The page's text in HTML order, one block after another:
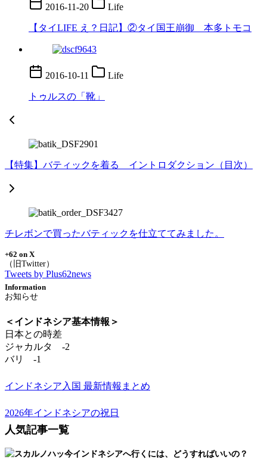
2016-11-20 Life
【タイLIFE え？日記】②タイ国王崩御 本多トモコ
2016-10-11 Life
トゥルスの「靴」
【特集】バティックを着る イントロダクション（目次）
チレボンで買ったバティックを仕立ててみました。
+62 on X
Tweets by Plus62news
Information
＜インドネシア基本情報＞
日本との時差
ジャカルタ -2
バリ -1
インドネシア入国 最新情報まとめ
2026年インドネシアの祝日
人気記事一覧
今インドネシアへ行くには、どうすればいいの？